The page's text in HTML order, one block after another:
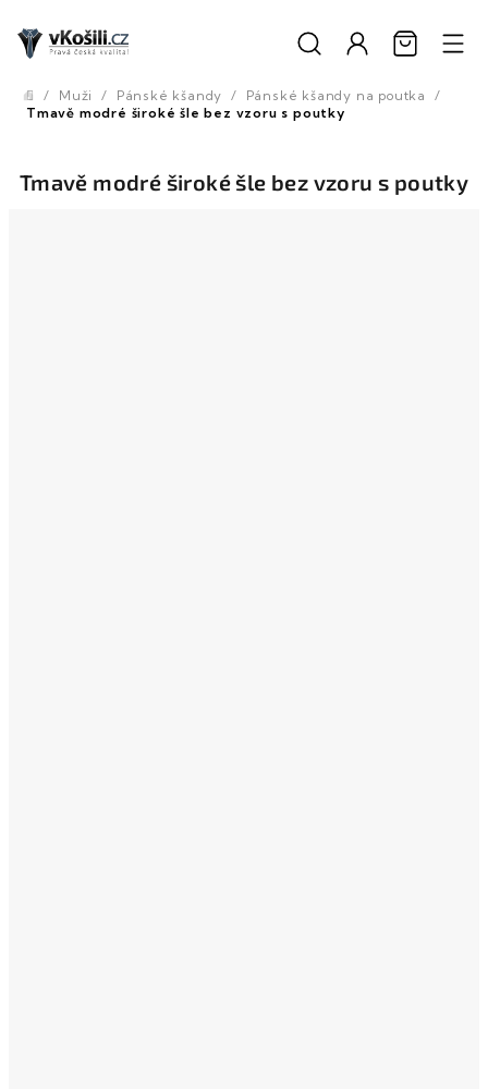
obsah
Domů
/ Muži / Pánské kšandy / Pánské kšandy na poutka
/
Tmavě modré široké šle bez vzoru s poutky
Tmavě modré široké šle bez vzoru s poutky